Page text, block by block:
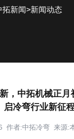
拓新闻>新闻动态
，中拓机械正月
启冷弯行业新征
作者:中拓冷弯 来源: